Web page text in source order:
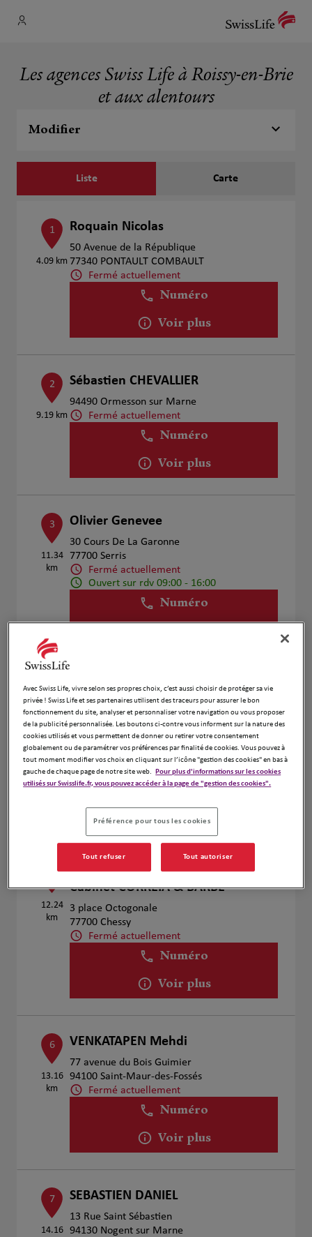
Les agences Swiss Life à Roissy-en-Brie
et aux alentours
Modifier
Liste Carte
1
4.09 km
Roquain Nicolas
50 Avenue de la République
77340 PONTAULT COMBAULT
Fermé actuellement
Numéro
Voir plus
2
9.19 km
Sébastien CHEVALLIER
94490 Ormesson sur Marne
Fermé actuellement
Numéro
Voir plus
3
11.34
km
Olivier Genevee
30 Cours De La Garonne
77700 Serris
Fermé actuellement
Ouvert sur rdv 09:00 - 16:00
Numéro
4
11.77
km
Christian Coulon
9 Rue Du Marche
77170 Brie Comte Robert
Fermé actuellement
Numéro
12.24
km
Assurances SwissLife Chessy -
Cabinet CORREIA & BARBE
3 place Octogonale
77700 Chessy
Fermé actuellement
Numéro
Voir plus
6
13.16
km
VENKATAPEN Mehdi
77 avenue du Bois Guimier
94100 Saint-Maur-des-Fossés
Fermé actuellement
Numéro
Voir plus
7
14.16
SEBASTIEN DANIEL
13 Rue Saint Sébastien
94130 Nogent sur Marne
Avec Swiss Life, vivre selon ses propres choix, c’est aussi choisir de protéger sa vie
privée ! Swiss Life et ses partenaires utilisent des traceurs pour assurer le bon
fonctionnement du site, analyser et personnaliser votre navigation ou vous proposer
de la publicité personnalisée. Les boutons ci-contre vous informent sur la nature des
cookies utilisés et vous permettent de donner ou retirer votre consentement
globalement ou de paramétrer vos préférences par finalité de cookies. Vous pouvez à
tout moment modifier vos choix en cliquant sur l’icône "gestion des cookies" en bas à
gauche de chaque page de notre site web. Pour plus d'informations sur les cookies
utilisés sur Swisslife.fr, vous pouvez accéder à la page de "gestion des cookies".
Préférence pour tous les cookies
Tout refuser Tout autoriser